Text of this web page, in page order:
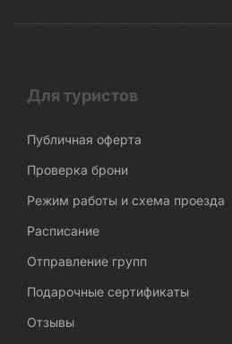
Для туристов
Публичная оферта
Проверка брони
Режим работы и схема проезда
Расписание
Отправление групп
Подарочные сертификаты
Отзывы